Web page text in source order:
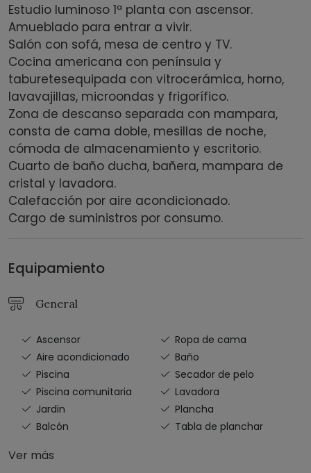
Estudio luminoso 1ª planta con ascensor.
Amueblado para entrar a vivir.
Salón con sofá, mesa de centro y TV.
Cocina americana con península y
taburetesequipada con vitrocerámica, horno,
lavavajillas, microondas y frigorífico.
Zona de descanso separada con mampara,
consta de cama doble, mesillas de noche,
cómoda de almacenamiento y escritorio.
Cuarto de baño ducha, bañera, mampara de
cristal y lavadora.
Calefacción por aire acondicionado.
Cargo de suministros por consumo.
Equipamiento
General
Ascensor
Aire acondicionado
Piscina
Piscina comunitaria
Jardin
Balcón
Ropa de cama
Baño
Secador de pelo
Lavadora
Plancha
Tabla de planchar
Ver más